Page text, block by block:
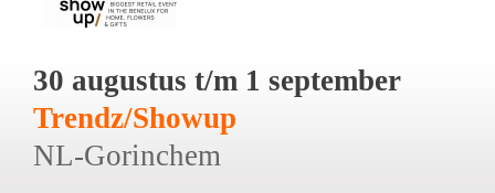
30 augustus t/m 1 september
Trendz/Showup
NL-Gorinchem